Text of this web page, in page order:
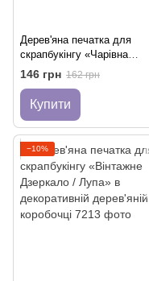
Дерев'яна печатка для
скрапбукінгу «Чарівна
Пляшка» з бантом, серія
"Bottle Light and Shadow" (у
коробочці)
146 грн 162 грн
Купити
−10%